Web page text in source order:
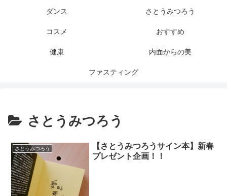
ダンス さとうみつろう
コスメ おすすめ
健康 内面からの美
ファスティング
さとうみつろう
さとうみつろう
【さとうみつろうサイン本】新春
プレゼント企画！！